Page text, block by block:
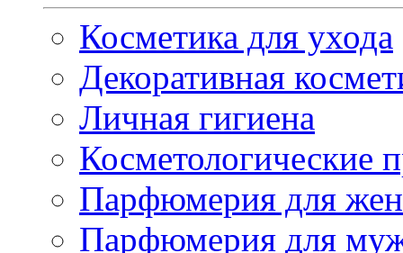
Косметика для ухода
Декоративная
Личная гигиена
Косметологические
Парфюмерия для
Парфюмерия для